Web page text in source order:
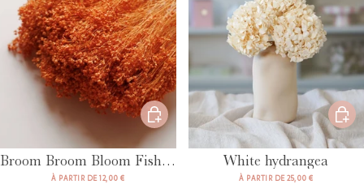
Broom Broom Bloom Fishing
À PARTIR DE 12,00 €
White hydrangea
À PARTIR DE 25,00 €